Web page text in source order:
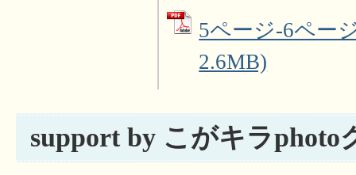
5ページ-6ペー
2.6MB)
support by こがキラphoto